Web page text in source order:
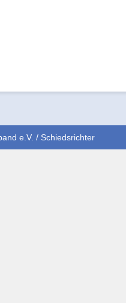
e.V. / Schiedsrichter